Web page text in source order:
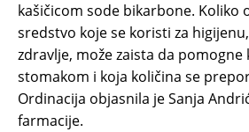
kašičicom sode bikarbone. Koliko
sredstvo koje se koristi za
zdravlje, može zaista da pomogne
stomakom i koja količina se
Ordinacija objasnila je Sanja
farmacije.